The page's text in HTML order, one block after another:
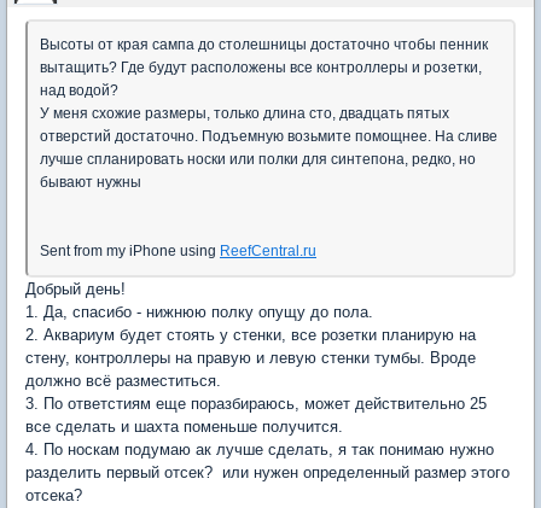
Высоты от края сампа до столешницы достаточно чтобы пенник
вытащить? Где будут расположены все контроллеры и розетки,
над водой?
У меня схожие размеры, только длина сто, двадцать пятых
отверстий достаточно. Подъемную возьмите помощнее. На сливе
лучше спланировать носки или полки для синтепона, редко, но
бывают нужны
Sent from my iPhone using ReefCentral.ru
Добрый день!
1. Да, спасибо - нижнюю полку опущу до пола.
2. Аквариум будет стоять у стенки, все розетки планирую на
стену, контроллеры на правую и левую стенки тумбы. Вроде
должно всё разместиться.
3. По ответстиям еще поразбираюсь, может действительно 25
все сделать и шахта поменьше получится.
4. По носкам подумаю ак лучше сделать, я так понимаю нужно
разделить первый отсек? или нужен определенный размер этого
отсека?